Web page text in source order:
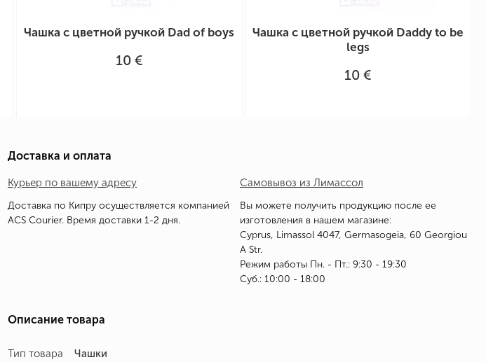
Чашка с цветной ручкой Dad of boys
10 €
Чашка с цветной ручкой Daddy to be
legs
10 €
Доставка и оплата
Курьер по вашему адресу
Доставка по Кипру осуществляется компанией
ACS Courier. Время доставки 1-2 дня.
Самовывоз из Лимассол
Вы можете получить продукцию после ее
изготовления в нашем магазине:
Cyprus, Limassol 4047, Germasogeia, 60 Georgiou
A Str.
Режим работы Пн. - Пт.: 9:30 - 19:30
Суб.: 10:00 - 18:00
Описание товара
Тип товара
Чашки